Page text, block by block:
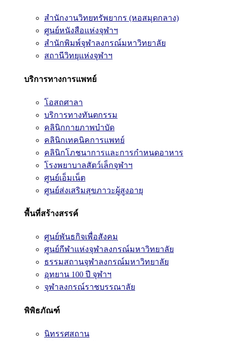
สำนักงานวิทยทรัพยากร (หอสมุดกลาง)
ศูนย์หนังสือแห่งจุฬาฯ
สำนักพิมพ์จุฬาลงกรณ์มหาวิทยาลัย
สถานีวิทยุแห่งจุฬาฯ
บริการทางการแพทย์
โอสถศาลา
บริการทางทันตกรรม
คลินิกกายภาพบำบัด
คลินิกเทคนิคการแพทย์
คลินิกโภชนาการและการกำหนดอาหาร
โรงพยาบาลสัตว์เล็กจุฬาฯ
ศูนย์เอ็มเน็ต
ศูนย์ส่งเสริมสุขภาวะผู้สูงอายุ
พื้นที่สร้างสรรค์
ศูนย์พันธกิจเพื่อสังคม
ศูนย์กีฬาแห่งจุฬาลงกรณ์มหาวิทยาลัย
ธรรมสถานจุฬาลงกรณ์มหาวิทยาลัย
อุทยาน 100 ปี จุฬาฯ
จุฬาลงกรณ์ราชบรรณาลัย
พิพิธภัณฑ์
นิทรรศสถาน